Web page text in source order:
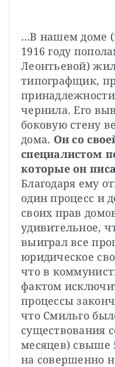
…В нашем доме
1916 году
Леонтьевой)
типографщик,
чернила. Его
боковую стену
дома. Он со
специалистом
Благодаря ему
один процесс и
своих прав
удивительное,
выиграл все
юридическое
что в
фактом
процессы
что Смильго
существования
месяцев) свыше
на совершенно